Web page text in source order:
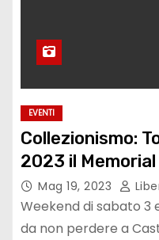
EVENTI
Collezionismo:
2023 il
Mag 19, 2023
Weekend di sabato 3
da non perdere a